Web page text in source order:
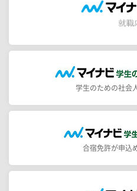
学生のための社会
合宿免許が申込